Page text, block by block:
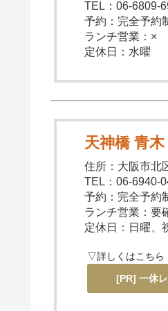
TEL：06-6809-
予約：完全予約
ランチ営業：×
定休日：水曜
天神橋 青木
住所：大阪市北
TEL：06-6940-
予約：完全予約
ランチ営業：要
定休日：日曜、
▽詳しくはこちら
[PR] 一休